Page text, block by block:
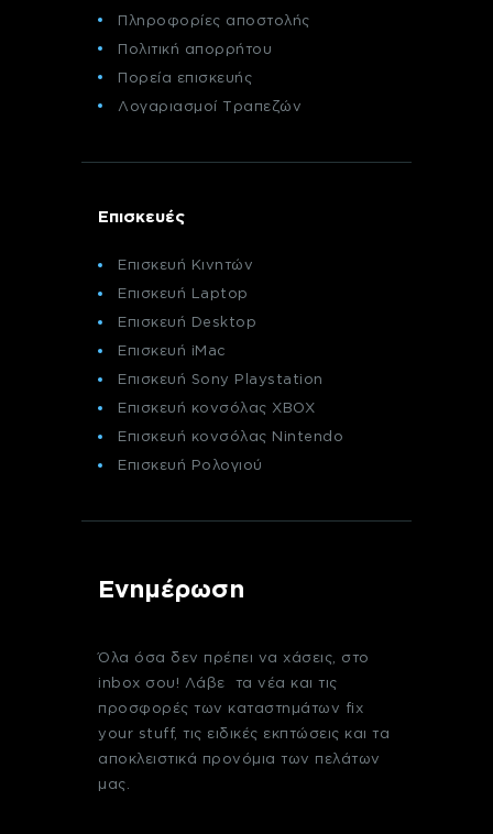
Πληροφορίες αποστολής
Πολιτική απορρήτου
Πορεία επισκευής
Λογαριασμοί Τραπεζών
Επισκευές
Επισκευή Κινητών
Επισκευή Laptop
Επισκευή Desktop
Επισκευή iMac
Επισκευή Sony Playstation
Επισκευή κονσόλας XBOX
Επισκευή κονσόλας Nintendo
Επισκευή Ρολογιού
Ενημέρωση
Όλα όσα δεν πρέπει να χάσεις, στο
inbox σου! Λάβε τα νέα και τις
προσφορές των καταστημάτων fix
your stuff, τις ειδικές εκπτώσεις και τα
αποκλειστικά προνόμια των πελάτων
μας.